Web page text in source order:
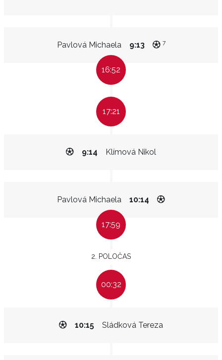
Pavlová Michaela 9:13 7
16:52
17:21
Klímová Nikol
9:14
Pavlová Michaela 10:14
17:59
2. POLOČAS
00:32
Sládková Tereza
10:15